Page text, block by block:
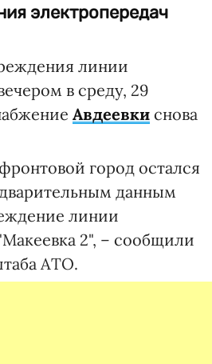
электропередач
линии
в среду, 29
Авдеевки снова
город остался
данным
линии
2", – сообщили
АТО.